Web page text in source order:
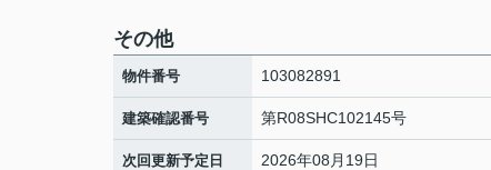
その他
物件番号 103082891
建築確認番号 第R08SHC102145号
次回更新予定日 2026年08月19日